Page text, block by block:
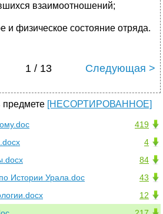
взаимоотношений;
и физическое состояние отряда.
1 / 13 Следующая >
[НЕСОРТИРОВАННОЕ]
419
4
84
43
Истории Урала.doc
12